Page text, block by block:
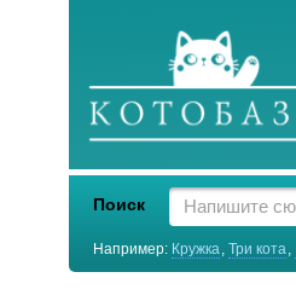
Поиск
Например: Кружка, Три кота,